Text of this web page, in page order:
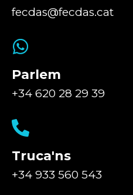
fecdas@fecdas.cat
Parlem
+34 620 28 29 39
Truca'ns
+34 933 560 543